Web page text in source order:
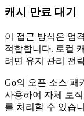
캐시 만료 대기
이 접근 방식은 엄
적합합니다. 로컬
려면 유지 관리 전
Go의 오픈 소스 패
사용하여 자체 로
를 처리할 수 있습